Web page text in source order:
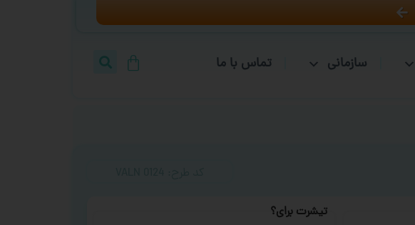
سازمانی تماس با ما
تیشرت برای؟